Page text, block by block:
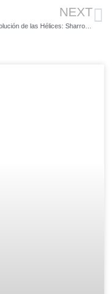
NEXT
La Revolución de las Hélices: Sharrow Marine se Expande por Estados Unidos con una Red de Distribuidores Nacional